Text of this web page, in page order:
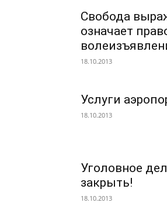
Свобода
означает
18.10.2013
Услуги
18.10.2013
Уголовное
закрыть!
18.10.2013